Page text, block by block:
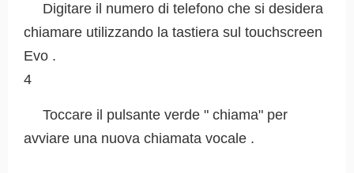
Digitare il numero di telefono che si desidera
chiamare utilizzando la tastiera sul touchscreen
Evo .
4
Toccare il pulsante verde " chiama" per
avviare una nuova chiamata vocale .